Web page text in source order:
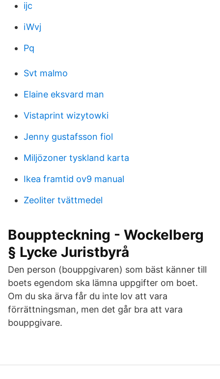
ijc
iWvj
Pq
Svt malmo
Elaine eksvard man
Vistaprint wizytowki
Jenny gustafsson fiol
Miljözoner tyskland karta
Ikea framtid ov9 manual
Zeoliter tvättmedel
Bouppteckning - Wockelberg
§ Lycke Juristbyrå
Den person (bouppgivaren) som bäst känner till
boets egendom ska lämna uppgifter om boet.
Om du ska ärva får du inte lov att vara
förrättningsman, men det går bra att vara
bouppgivare.